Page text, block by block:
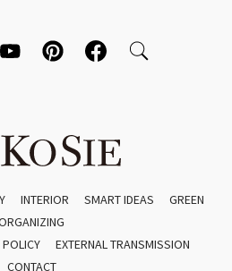
INTERIOR SMART IDEAS
GREEN
POLICY
EXTERNAL TRANSMISSION
CONTACT